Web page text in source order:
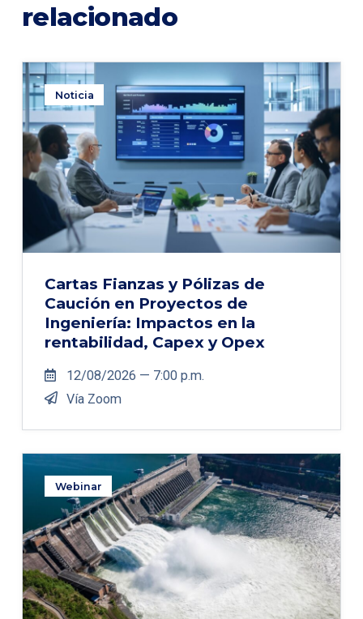
relacionado
Noticia
Cartas Fianzas y Pólizas de
Caución en Proyectos de
Ingeniería: Impactos en la
rentabilidad, Capex y Opex
12/08/2026 — 7:00 p.m.
Vía Zoom
Webinar